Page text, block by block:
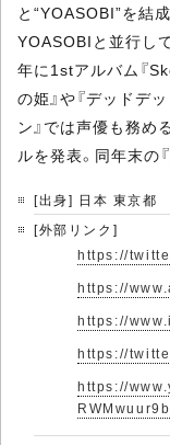
と“YOASOBI”を結
YOASOBIと並行し
年に1stアルバム『
の姫』や『デッドデ
ン』では声優も務め
ルを発表。同年末の
[出身] 日本 東京都
[外部リンク]
https://
https://
https://
https://
https://